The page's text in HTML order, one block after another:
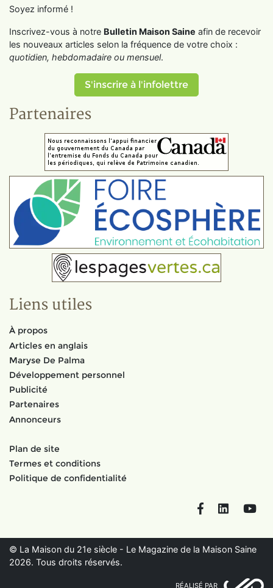
Soyez informé !
Inscrivez-vous à notre Bulletin Maison Saine afin de recevoir
les nouveaux articles selon la fréquence de votre choix :
quotidien, hebdomadaire ou mensuel.
S'inscrire à l'infolettre
Partenaires
Liens utiles
À propos
Articles en anglais
Maryse De Palma
Développement personnel
Publicité
Partenaires
Annonceurs
Plan de site
Termes et conditions
Politique de confidentialité
FacebookLinkedIn
© La Maison du 21e siècle - Le Magazine de la Maison Saine
2026. Tous droits réservés.
RÉALISÉ PAR